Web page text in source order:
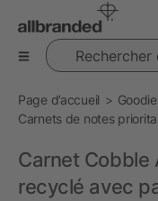
Rechercher des
Page d’accueil
Carnets de notes
Carnet Cobble
recyclé avec